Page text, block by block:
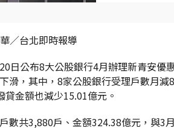
／台北即時報導
日公布8大公股銀行4月辦理新青安優
滑，其中，8家公股銀行受理戶數月減
金額也減少15.01億元。
數共3,880戶、金額324.38億元，與3